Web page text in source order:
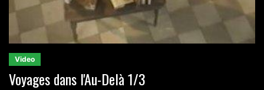
Video
Voyages dans l'Au-Delà 1/3